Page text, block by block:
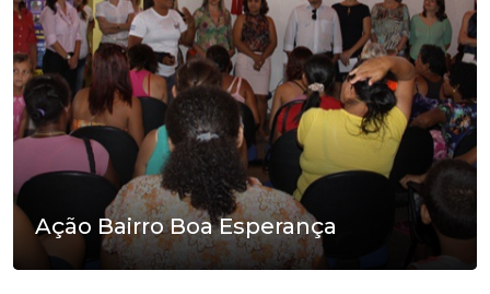
Ação Bairro Boa Esperança